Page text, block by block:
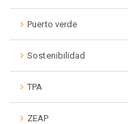
Puerto verde
Sostenibilidad
TPA
ZEAP